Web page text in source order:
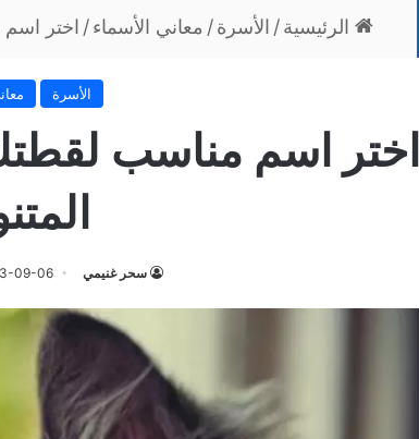
الرئيسية / الأسرة / معاني الأسماء / اختر
الأسرة
اختر اسم مناسب
سحر غنيمي 09-06